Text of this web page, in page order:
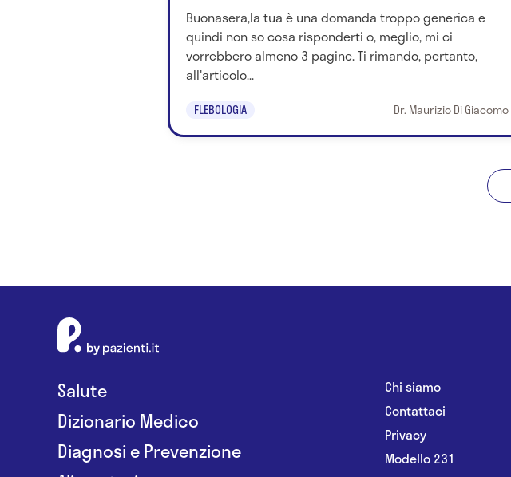
Buonasera,la tua è una domanda troppo generica e
quindi non so cosa risponderti o, meglio, mi ci
vorrebbero almeno 3 pagine. Ti rimando, pertanto,
all'articolo...
FLEBOLOGIA Dr. Maurizio Di Giacomo
Salute
Dizionario Medico
Diagnosi e Prevenzione
Chi siamo
Contattaci
Privacy
Modello 231